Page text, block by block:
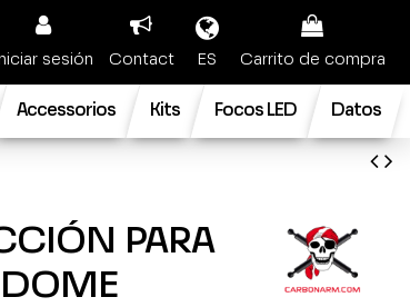
sesión Contact ES Carrito de compra
Accessorios Kits Focos LED Datos
PARA